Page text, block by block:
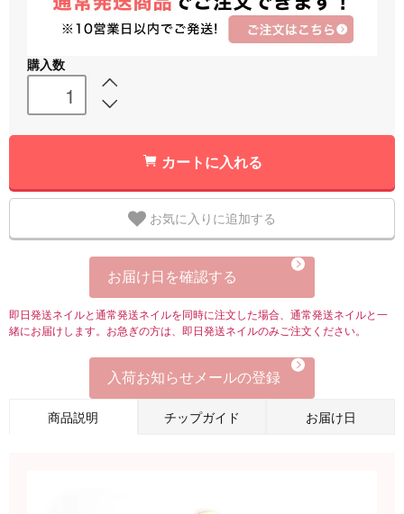
購入数
カートに入れる
お気に入りに追加する
お届け日を確認する
即日発送ネイルと通常発送ネイルを同時に注文した場合、通常発送ネイルと一
緒にお届けします。お急ぎの方は、即日発送ネイルのみご注文ください。
入荷お知らせメールの登録
商品説明 チップガイド お届け日